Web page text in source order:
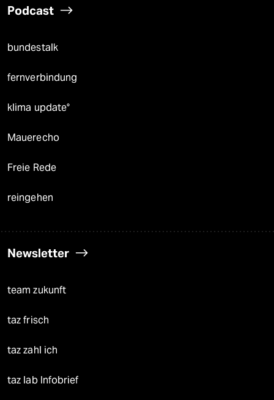
Podcast
bundestalk
fernverbindung
klima update°
Mauerecho
Freie Rede
reingehen
Newsletter
team zukunft
taz frisch
taz zahl ich
taz lab Infobrief